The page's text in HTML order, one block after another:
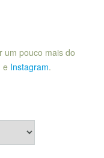
um pouco mais do
e Instagram.